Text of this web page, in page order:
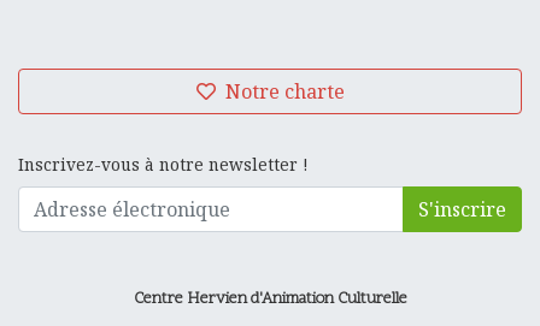
Notre charte
Inscrivez-vous à notre newsletter !
S'inscrire
Centre Hervien d'Animation Culturelle